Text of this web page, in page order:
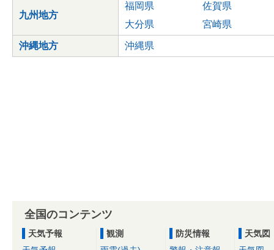
九州地方
福岡県
佐賀県
大分県
宮崎県
沖縄地方 沖縄県
全国のコンテンツ
天気予報
観測
防災情報
天気図